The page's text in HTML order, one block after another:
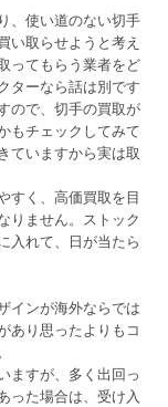
、使い道のない切手
い取らせようと考え
ってもらう業者をど
ターなら話は別です
ので、切手の買取が
もチェックしてみて
ていますから実は取
すく、高価買取を目
りません。ストック
入れて、日が当たら
インが海外ならでは
あり思ったよりもコ
ますが、多く出回っ
った場合は、受け入